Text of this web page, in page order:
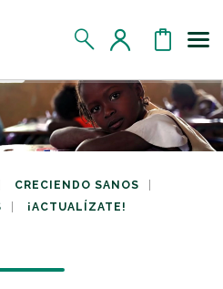
DATOS
SOLIDARIOS
CRECIENDO SANOS
¡ACTUALÍZATE!